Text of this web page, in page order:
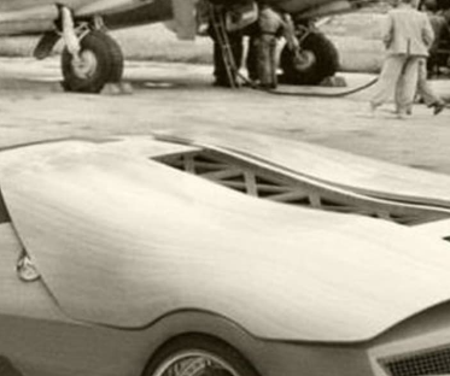
KINGDOM
COME:
DELIVERANCE
ESPORT
CHUCK
NORRIS